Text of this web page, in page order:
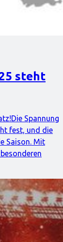
steht
Spannung
fest, und die
Saison. Mit